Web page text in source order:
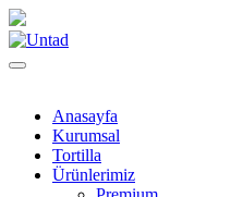
Anasayfa
Kurumsal
Tortilla
Ürünlerimiz